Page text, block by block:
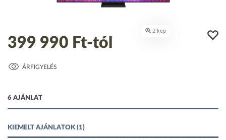
399 990 Ft-tól
ÁRFIGYELÉS
6 AJÁNLAT
KIEMELT AJÁNLATOK (1)